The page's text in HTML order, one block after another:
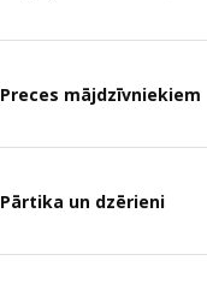
Preces mājdzīvniekiem
Pārtika un dzērieni